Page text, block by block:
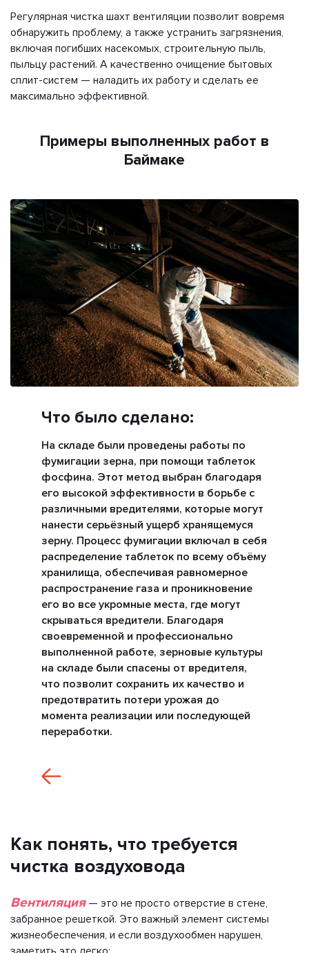
Регулярная чистка шахт вентиляции позволит вовремя
обнаружить проблему, а также устранить загрязнения,
включая погибших насекомых, строительную пыль,
пыльцу растений. А качественно очищение бытовых
сплит-систем — наладить их работу и сделать ее
максимально эффективной.
Примеры выполненных работ в
Баймаке
Что было сделано:
На складе были проведены работы по
фумигации зерна, при помощи таблеток
фосфина. Этот метод выбран благодаря
его высокой эффективности в борьбе с
различными вредителями, которые могут
нанести серьёзный ущерб хранящемуся
зерну. Процесс фумигации включал в себя
распределение таблеток по всему объёму
хранилища, обеспечивая равномерное
распространение газа и проникновение
его во все укромные места, где могут
скрываться вредители. Благодаря
своевременной и профессионально
выполненной работе, зерновые культуры
на складе были спасены от вредителя,
что позволит сохранить их качество и
предотвратить потери урожая до
момента реализации или последующей
переработки.
Как понять, что требуется
чистка воздуховода
Вентиляция— это не просто отверстие в стене,
забранное решеткой. Это важный элемент системы
жизнеобеспечения, и если воздухообмен нарушен,